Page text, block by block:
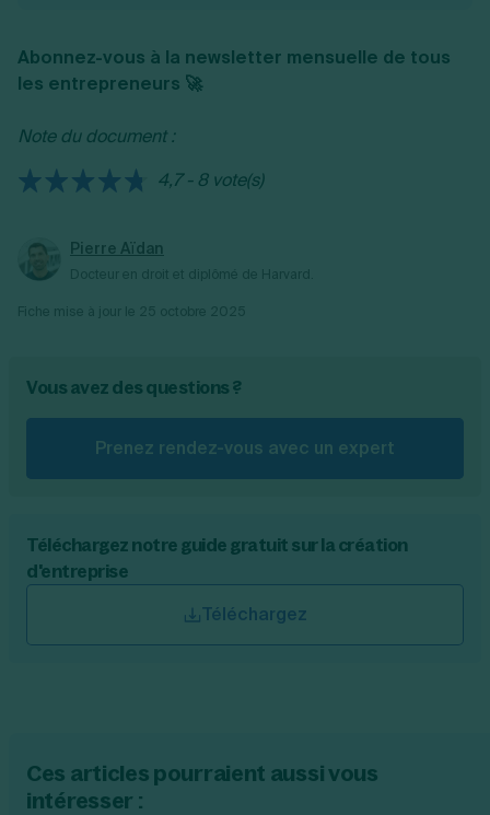
accordé à votre bénéfice.
réduction accordée à titre exceptionnel du
fait d’une défaillance du produit vendu plus
Abonnez-vous à la newsletter mensuelle de tous
les entrepreneurs 🚀
Note du document :
4,7 - 8 vote(s)
Pierre Aïdan
Vous avez des questions ?
Prenez rendez-vous avec un expert
Téléchargez notre guide gratuit sur la création
d'entreprise
Téléchargez
Ces articles pourraient aussi vous
intéresser :